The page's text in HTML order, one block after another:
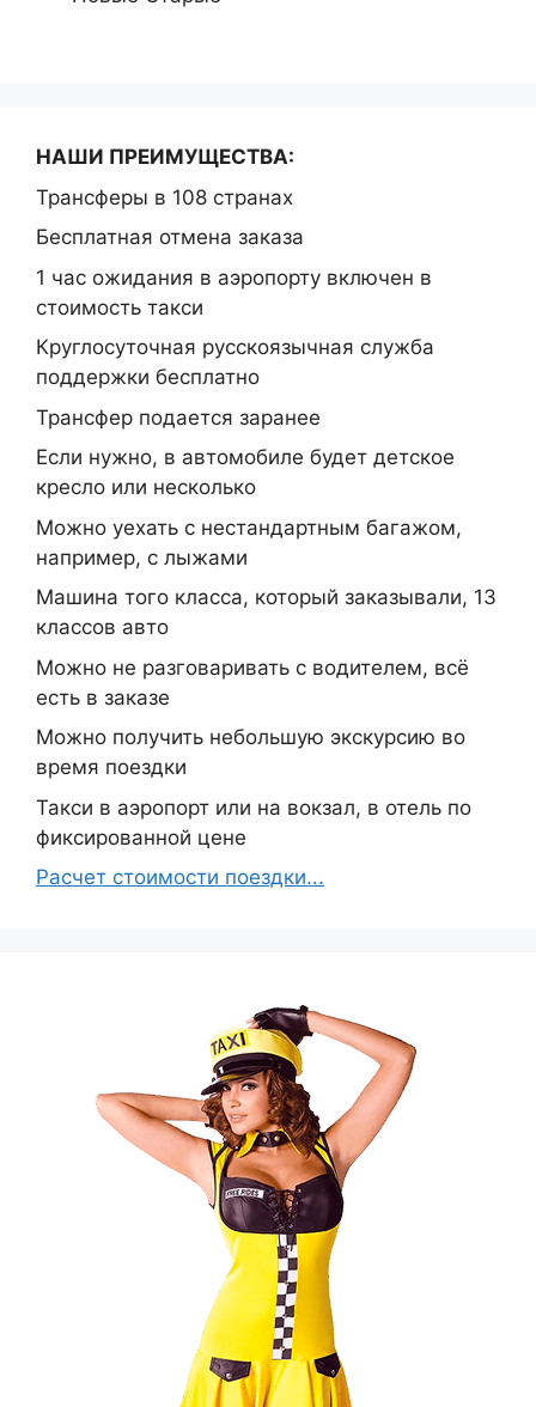
НАШИ ПРЕИМУЩЕСТВА:
Трансферы в 108 странах
Бесплатная отмена заказа
1 час ожидания в аэропорту включен в
стоимость такси
Круглосуточная русскоязычная служба
поддержки бесплатно
Трансфер подается заранее
Если нужно, в автомобиле будет детское
кресло или несколько
Можно уехать с нестандартным багажом,
например, с лыжами
Машина того класса, который заказывали, 13
классов авто
Можно не разговаривать с водителем, всё
есть в заказе
Можно получить небольшую экскурсию во
время поездки
Такси в аэропорт или на вокзал, в отель по
фиксированной цене
Расчет стоимости поездки...